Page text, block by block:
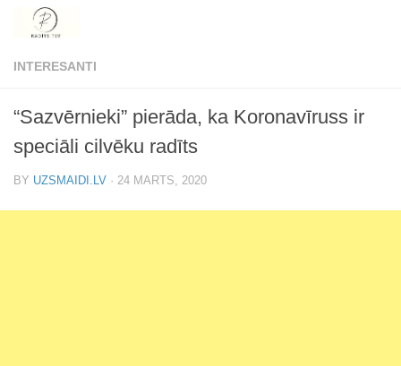
Skip to content
INTERESANTI
“Sazvērnieki” pierāda, ka Koronavīruss ir
speciāli cilvēku radīts
BY UZSMAIDI.LV · 24 MARTS, 2020